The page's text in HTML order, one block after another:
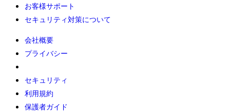
お客様サポート
セキュリティ対策について
会社概要
プライバシー
セキュリティ
利用規約
保護者ガイド